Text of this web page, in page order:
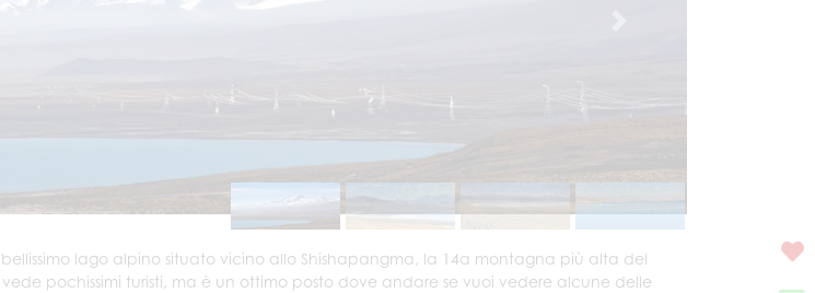
bellissimo lago alpino situato vicino allo Shishapangma, la 14a montagna più alta del
pochissimi turisti, ma è un ottimo posto dove andare se vuoi vedere alcune delle